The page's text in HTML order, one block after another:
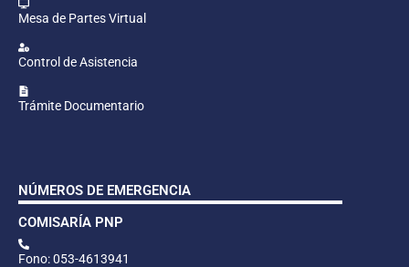
Mesa de Partes Virtual
Control de Asistencia
Trámite Documentario
NÚMEROS DE EMERGENCIA
COMISARÍA PNP
Fono: 053-4613941